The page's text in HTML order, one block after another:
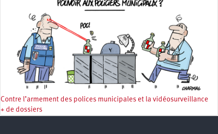
Contre l’armement des polices municipales et la vidéosurveillance
+ de dossiers